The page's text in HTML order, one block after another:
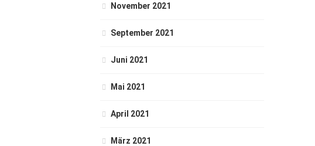
November 2021
September 2021
Juni 2021
Mai 2021
April 2021
März 2021